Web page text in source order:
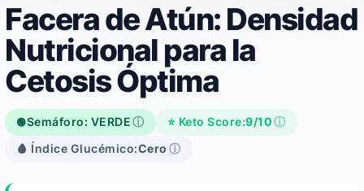
Facera de Atún: Densidad
Nutricional para la
Cetosis Óptima
🟢Semáforo: VERDEⓘ ⭐ Keto Score:9/10ⓘ
🩸 Índice Glucémico:Cero ⓘ